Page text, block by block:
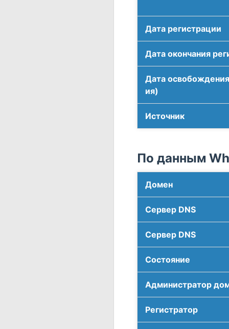
Дата регистрации
Дата окончания
Дата
ия)
Источник
По данным
Домен
Сервер DNS
Сервер DNS
Соcтояние
Администратор
Регистратор